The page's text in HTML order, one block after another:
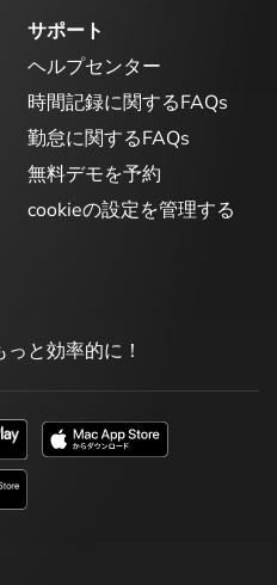
サポート
ヘルプセンター
時間記録に関するFAQs
勤怠に関するFAQs
無料デモを予約
cookieの設定を管理する
と効率的に！